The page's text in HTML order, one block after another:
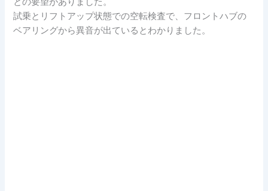
試乗とリフトアップ状態での空転検査で、フロントハブの
ベアリングから異音が出ているとわかりました。